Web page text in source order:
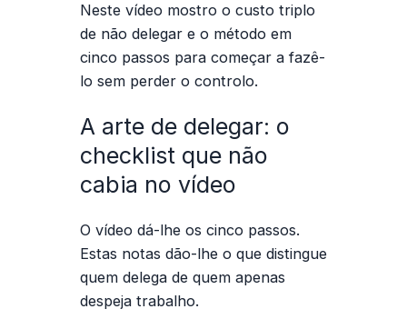
Neste vídeo mostro o custo triplo
de não delegar e o método em
cinco passos para começar a fazê-
lo sem perder o controlo.
A arte de delegar: o
checklist que não
cabia no vídeo
O vídeo dá-lhe os cinco passos.
Estas notas dão-lhe o que distingue
quem delega de quem apenas
despeja trabalho.